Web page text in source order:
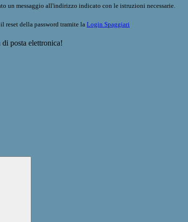
un messaggio all'indirizzo indicato con le istruzioni necessarie.
reset della password tramite la Login Spaggiari
posta elettronica!